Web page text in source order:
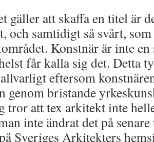
gäller att skaffa en titel är
och samtidigt så svårt,
Konstnär är inte
får kalla sig det. Detta
eftersom
genom bristande
tror att tex arkitekt inte
inte ändrat det på
Sveriges Arkitekters